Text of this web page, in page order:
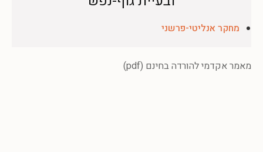
מחקר אנליטי-פרשני
מאמר אקדמי להורדה בחינם (pdf)